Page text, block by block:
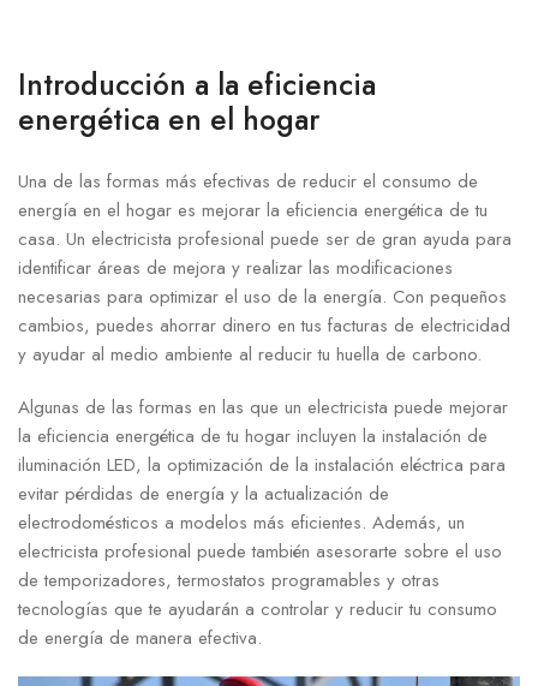
Introducción a la eficiencia
energética en el hogar
Una de las formas más efectivas de reducir el consumo de
energía en el hogar es mejorar la eficiencia energética de tu
casa. Un electricista profesional puede ser de gran ayuda para
identificar áreas de mejora y realizar las modificaciones
necesarias para optimizar el uso de la energía. Con pequeños
cambios, puedes ahorrar dinero en tus facturas de electricidad
y ayudar al medio ambiente al reducir tu huella de carbono.
Algunas de las formas en las que un electricista puede mejorar
la eficiencia energética de tu hogar incluyen la instalación de
iluminación LED, la optimización de la instalación eléctrica para
evitar pérdidas de energía y la actualización de
electrodomésticos a modelos más eficientes. Además, un
electricista profesional puede también asesorarte sobre el uso
de temporizadores, termostatos programables y otras
tecnologías que te ayudarán a controlar y reducir tu consumo
de energía de manera efectiva.